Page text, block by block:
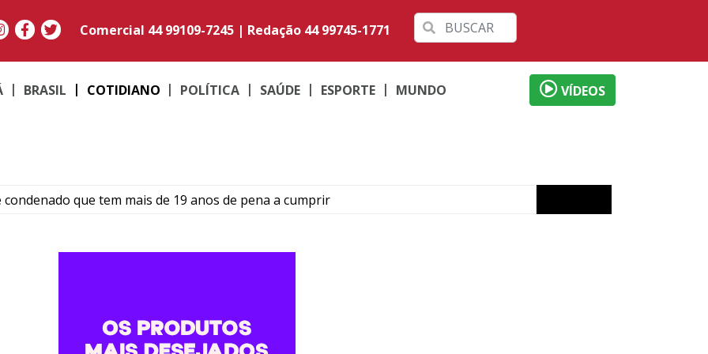
Comercial 44 99109-7245 | Redação 44 99745-1771
BRASIL COTIDIANO POLÍTICA SAÚDE ESPORTE MUNDO VÍDEOS
condenado que tem mais de 19 anos de pena a cumprir
colisão entre carro e motocicleta no centro de Umuarama